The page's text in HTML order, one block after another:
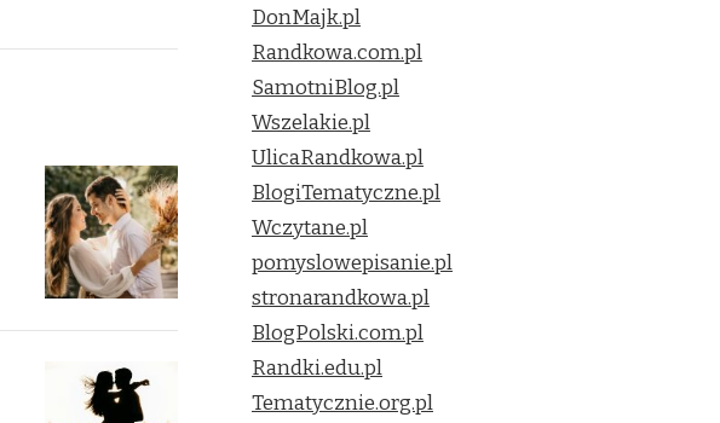
DonMajk.pl
Randkowa.com.pl
SamotniBlog.pl
Wszelakie.pl
UlicaRandkowa.pl
BlogiTematyczne.pl
Wczytane.pl
pomyslowepisanie.pl
stronarandkowa.pl
BlogPolski.com.pl
Randki.edu.pl
Tematycznie.org.pl